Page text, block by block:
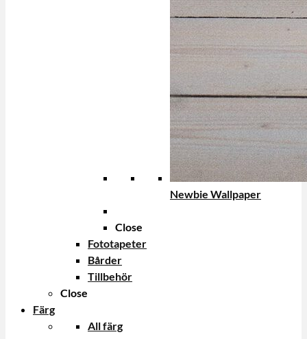
Newbie Wallpaper
Close
Fototapeter
Bårder
Tillbehör
Close
Färg
All färg